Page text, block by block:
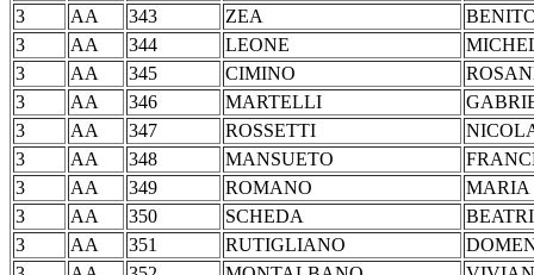
3
AA 343 ZEA
3
AA 344 LEONE
3
AA 345 CIMINO
3
AA 346 MARTELLI
3
AA 347 ROSSETTI
3
AA 348 MANSUETO
3
AA 349 ROMANO
3
AA 350 SCHEDA
3
AA 351 RUTIGLIANO